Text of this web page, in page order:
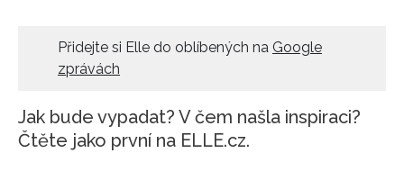
Přidejte si Elle do oblíbených na Google
zprávách
Jak bude vypadat? V čem našla inspiraci?
Čtěte jako první na ELLE.cz.